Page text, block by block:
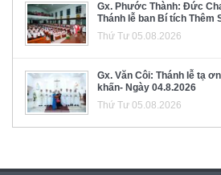
Gx. Phước Thành: Đức
Thánh lễ ban Bí tích Thêm
Thứ Tư 05.08.2026
Gx. Văn Côi: Thánh lễ tạ
khấn- Ngày 04.8.2026
Thứ Tư 05.08.2026